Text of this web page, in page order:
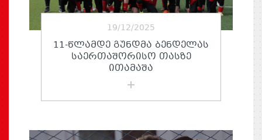
19/12/2025
11-ᲬᲚᲐᲛᲓᲔ ᲒᲣᲜᲓᲛᲐ ᲑᲔᲜᲓᲔᲚᲐᲡ
ᲡᲐᲔᲠᲗᲐᲨᲝᲠᲘᲡᲝ ᲗᲐᲡᲖᲔ
ᲘᲗᲐᲛᲐᲨᲐ